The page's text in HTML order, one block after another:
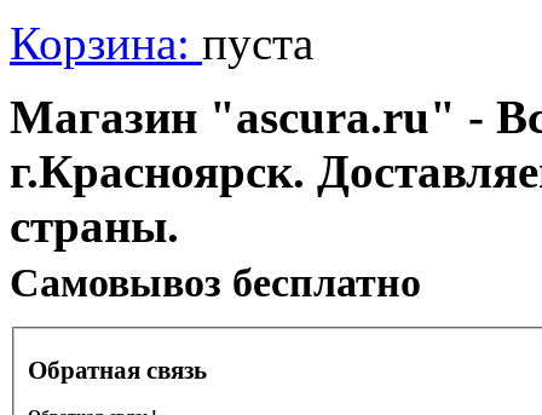
Корзина: пуста
Магазин "ascura.ru" -
г.Красноярск.
страны.
Cамовывоз бесплатно
Обратная связь